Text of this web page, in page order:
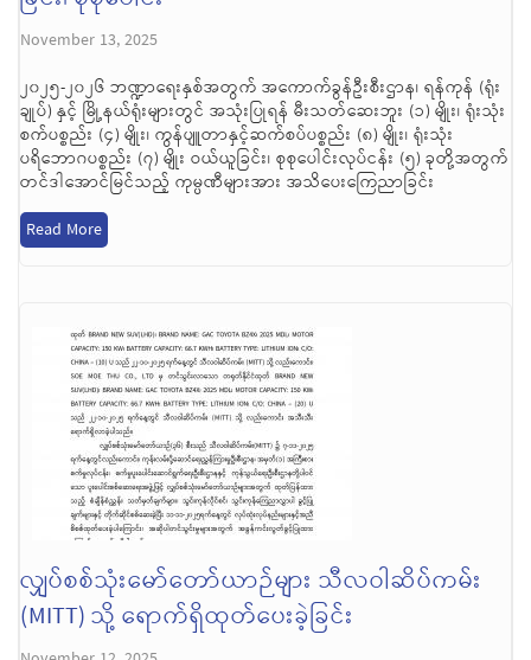
November 13, 2025
၂၀၂၅-၂၀၂၆ ဘဏ္ဍာရေးနှစ်အတွက် အကောက်ခွန်ဦးစီးဌာန၊ ရန်ကုန် (ရုံး
ချုပ်) နှင့် မြို့နယ်ရုံးများတွင် အသုံးပြုရန် မီးသတ်ဆေးဘူး (၁) မျိုး၊ ရုံးသုံး
စက်ပစ္စည်း (၄) မျိုး၊ ကွန်ပျူတာနှင့်ဆက်စပ်ပစ္စည်း (၈) မျိုး၊ ရုံးသုံး
ပရိဘောဂပစ္စည်း (၇) မျိုး ဝယ်ယူခြင်း၊ စုစုပေါင်းလုပ်ငန်း (၅) ခုတို့အတွက်
တင်ဒါအောင်မြင်သည့် ကုမ္ပဏီများအား အသိပေးကြေညာခြင်း
Read More
လျှပ်စစ်သုံးမော်တော်ယာဉ်များ သီလဝါဆိပ်ကမ်း
(MITT) သို့ ရောက်ရှိထုတ်ပေးခဲ့ခြင်း